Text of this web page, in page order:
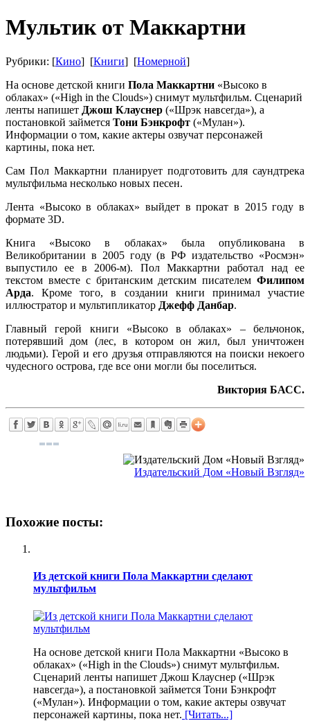
Мультик от Маккартни
Рубрики: [Кино] [Книги] [Номерной]
На основе детской книги Пола Маккартни «Высоко в
облаках» («High in the Clouds») снимут мультфильм. Сценарий
ленты напишет Джош Клауснер («Шрэк навсегда»), а
постановкой займется Тони Бэнкрофт («Мулан»).
Информации о том, какие актеры озвучат персонажей
картины, пока нет.
Сам Пол Маккартни планирует подготовить для саундтрека
мультфильма несколько новых песен.
Лента «Высоко в облаках» выйдет в прокат в 2015 году в
формате 3D.
Книга «Высоко в облаках» была опубликована в
Великобритании в 2005 году (в РФ издательство «Росмэн»
выпустило ее в 2006-м). Пол Маккартни работал над ее
текстом вместе с британским детским писателем Филипом
Арда. Кроме того, в создании книги принимал участие
иллюстратор и мультипликатор Джефф Данбар.
Главный герой книги «Высоко в облаках» – бельчонок,
потерявший дом (лес, в котором он жил, был уничтожен
людьми). Герой и его друзья отправляются на поиски некоего
чудесного острова, где все они могли бы поселиться.
Виктория БАСС.
Издательский Дом «Новый Взгляд»
Похожие посты:
Из детской книги Пола Маккартни сделают
мультфильм
На основе детской книги Пола Маккартни «Высоко в
облаках» («High in the Clouds») снимут мультфильм.
Сценарий ленты напишет Джош Клауснер («Шрэк
навсегда»), а постановкой займется Тони Бэнкрофт
(«Мулан»). Информации о том, какие актеры озвучат
персонажей картины, пока нет. [Читать...]